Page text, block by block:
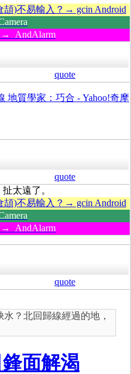
頡)不易輸入？→ gcin Android
→ AndAlarm
quote
地質學家：巧合 - Yahoo!奇摩
quote
太遠了。
頡)不易輸入？→ gcin Android
→ AndAlarm
quote
？北回歸線經過的地，
面解渴